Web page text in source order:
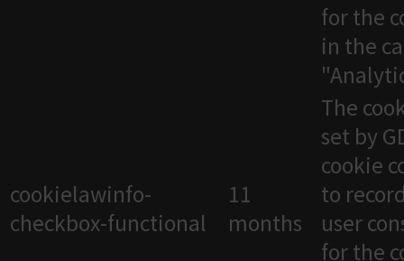
for the
in the
cookielawinfo-
checkbox-functional
11
months
The
set by
cookie
to
user
for the